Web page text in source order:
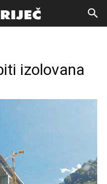
izolovana